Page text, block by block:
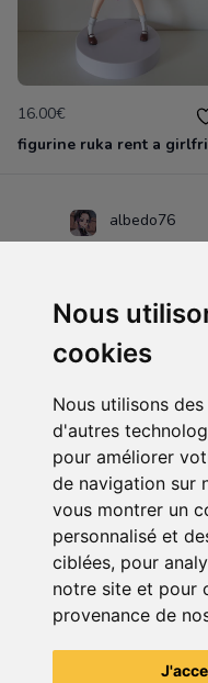
Nous
cookies
Nous utilisons
d'autres
pour améliorer
de navigation sur
vous montrer un
personnalisé et
ciblées, pour
notre site et pour
provenance de
16.00€
albedo76
16.00€
Voir tous